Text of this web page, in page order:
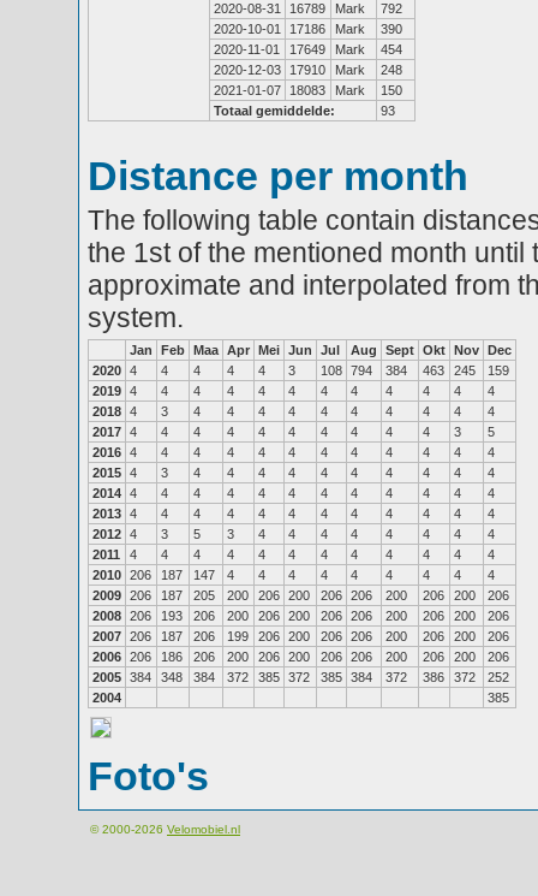
2020-08-31
16789 Mark
792
2020-10-01
17186 Mark
390
2020-11-01
17649 Mark
454
2020-12-03
17910 Mark
248
2021-01-07
18083 Mark
150
Totaal gemiddelde:
93
Distance per month
The following table contain
the 1st of the mentioned month
approximate and interpolated from
system.
Jan Feb Maa Apr Mei Jun Jul Aug Sept Okt Nov Dec
2020 4 4 4 4 4 3 108 794 384 463 245
159
2019 4 4 4 4 4 4 4 4 4 4 4
4
2018 4 3 4 4 4 4 4 4 4 4 4
4
2017 4 4 4 4 4 4 4 4 4 4 3
5
2016 4 4 4 4 4 4 4 4 4 4 4
4
2015 4 3 4 4 4 4 4 4 4 4 4
4
2014 4 4 4 4 4 4 4 4 4 4 4
4
2013 4 4 4 4 4 4 4 4 4 4 4
4
2012 4 3 5 3 4 4 4 4 4 4 4
4
2011
4 4 4 4 4 4 4 4 4 4 4
4
2010 206 187 147 4 4 4 4 4 4 4 4
4
2009 206 187 205 200 206 200 206 206 200 206 200
206
2008 206 193 206 200 206 200 206 206 200 206 200
206
2007 206 187 206 199 206 200 206 206 200 206 200
206
2006 206 186 206 200 206 200 206 206 200 206 200
206
2005 384 348 384 372 385 372 385 384 372 386 372
252
2004
385
Foto's
© 2000-2026 Velomobiel.nl